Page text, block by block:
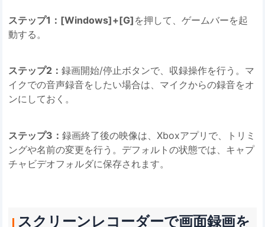
ステップ1：[Windows]+[G] を押して、ゲームバーを起
動する。
ステップ2：録画開始/停止ボタンで、収録操作を行う。マ
イクでの音声録音をしたい場合は、マイクからの録音をオ
ンにしておく。
ステップ3：録画終了後の映像は、Xboxアプリで、トリミ
ングや名前の変更を行う。デフォルトの状態では、キャプ
チャビデオフォルダに保存されます。
スクリーンレコーダーで画面録画を